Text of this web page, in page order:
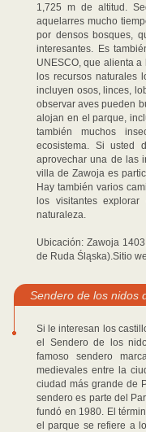
1,725 m de altitud.
aquelarres mucho
por densos bosques,
interesantes. Es
UNESCO, que alienta
los recursos naturales
incluyen osos, linces,
observar aves pueden
alojan en el parque,
también muchos
ecosistema. Si usted
aprovechar una de las
villa de Zawoja es
Hay también varios
los visitantes
naturaleza.
Ubicación: Zawoja
de Ruda Śląska).Sitio
Sendero de los nidos
Si le interesan los
el Sendero de los
famoso sendero
medievales entre la
ciudad más grande de
sendero es parte del
fundó en 1980. El
el parque se refiere a